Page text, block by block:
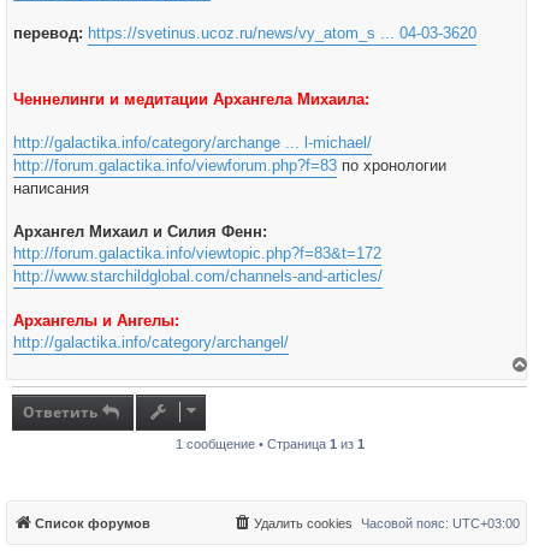
перевод: https://svetinus.ucoz.ru/news/vy_atom_s ... 04-03-3620
Ченнелинги и медитации Архангела Михаила:
http://galactika.info/category/archange ... l-michael/
http://forum.galactika.info/viewforum.php?f=83 по хронологии
написания
Архангел Михаил и Силия Фенн:
http://forum.galactika.info/viewtopic.php?f=83&t=172
http://www.starchildglobal.com/channels-and-articles/
Архангелы и Ангелы:
http://galactika.info/category/archangel/
Ответить
1 сообщение • Страница 1 из 1
Список форумов Часовой пояс: UTC+03:00
Удалить cookies